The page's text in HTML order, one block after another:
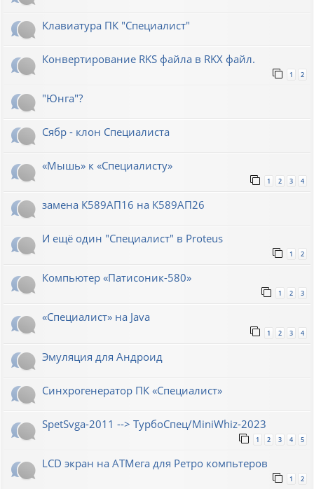
Клавиатура ПК "Специалист"
Конвертирование RKS файла в RKX файл.
1 2
"Юнга"?
Сябр - клон Специалиста
«Мышь» к «Специалисту»
1 2 3 4
замена К589АП16 на К589АП26
И ещё один "Специалист" в Proteus
1 2
Компьютер «Патисоник-580»
1 2 3
«Специалист» на Java
1 2 3 4
Эмуляция для Андроид
Синхрогенератор ПК «Специалист»
SpetSvga-2011 --> ТурбоСпец/MiniWhiz-2023
1 2 3 4 5
LCD экран на АТМега для Ретро компьтеров
1 2